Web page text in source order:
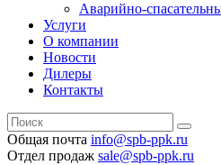
Аварийно-
Услуги
О компании
Новости
Дилеры
Контакты
Общая почта info@spb-ppk.ru
Отдел продаж sale@spb-ppk.ru